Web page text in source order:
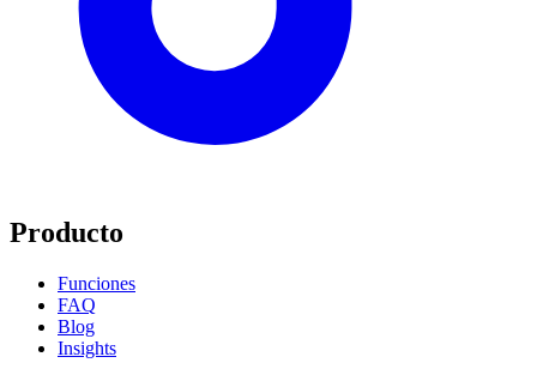
Producto
Funciones
FAQ
Blog
Insights